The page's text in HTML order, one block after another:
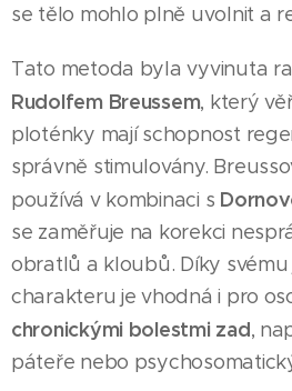
se tělo mohlo plně uvolnit a
Tato metoda byla vyvinuta
Rudolfem Breussem, který
ploténky mají schopnost
správně stimulovány.
používá v kombinaci s
se zaměřuje na korekci
obratlů a kloubů. Díky svému
charakteru je vhodná i pro
chronickými bolestmi zad,
páteře nebo